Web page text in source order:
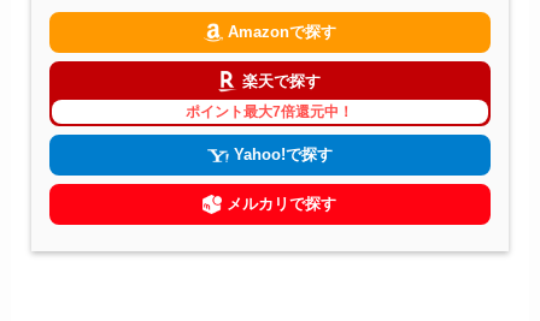
Amazonで探す
楽天で探す
ポイント最大7倍還元中！
Yahoo!で探す
メルカリで探す